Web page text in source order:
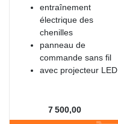
entraînement
électrique des
chenilles
panneau de
commande sans fil
avec projecteur LED
7 500,00